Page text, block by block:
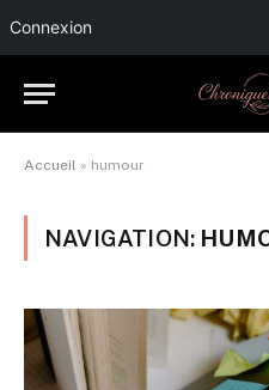
Connexion
Accueil » humour
NAVIGATION: